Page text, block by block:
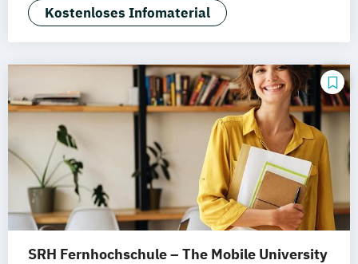
Hotelmanagement)
Hospitality Controlling & Hotel Asset
Hotel Management
Hotel Management (dual)
Hotel- und Tourismusmarketing
Hotelmarketing Hotelökonom (FH)
Revenue Management - Schwerpunkt Hotel
Consulting
Tourismus Management
Tourismusökonom (FH)
Kostenloses Infomaterial
SRH Fernhochschule – The Mobile University